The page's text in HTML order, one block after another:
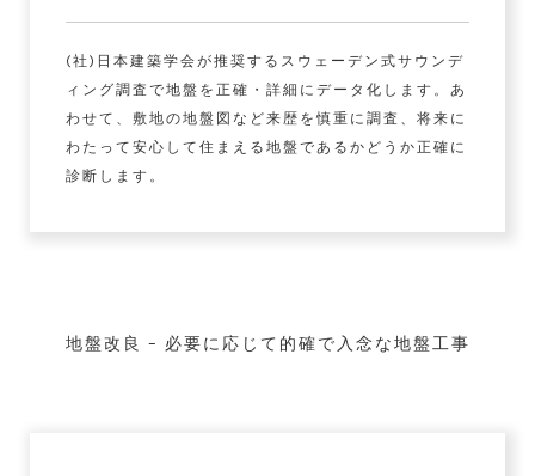
(社)日本建築学会が推奨するスウェーデン式サウンデ
ィング調査で地盤を正確・詳細にデータ化します。あ
わせて、敷地の地盤図など来歴を慎重に調査、将来に
わたって安心して住まえる地盤であるかどうか正確に
診断します。
地盤改良 – 必要に応じて的確で入念な地盤工事